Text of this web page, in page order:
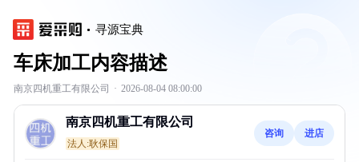
寻源宝典
车床加工内容描述
南京四机重工有限公司 · 2026-08-04 08:00:00
南京四机重工有限公司
法人:耿保国
咨询 进店